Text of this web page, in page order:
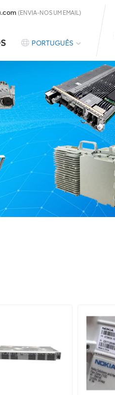
(ENVIA-NOS UM EMAIL)
PORTUGUÊS